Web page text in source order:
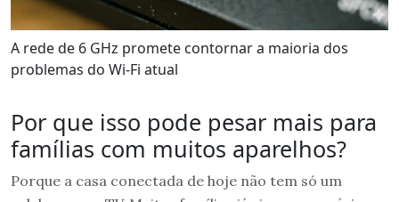
A rede de 6 GHz promete contornar a maioria dos
problemas do Wi-Fi atual
Por que isso pode pesar mais para
famílias com muitos aparelhos?
Porque a casa conectada de hoje não tem só um